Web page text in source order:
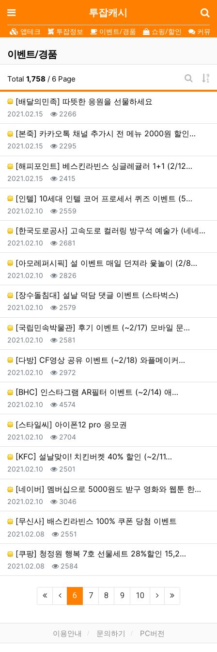
메뉴 투잡캐시
앱테크 투잡정보 이벤트/경품 쇼핑/할인 커뮤
이벤트/경품
Total 1,758 / 6 Page
게시판
[배달의민족] 따뜻한 응원을 선물하세요
등록일
2021.02.15 조회
2266
[본죽] 카카오톡 채널 추가시 전 메뉴 2000원 할인…
등록일
2021.02.15 조회
2295
[해피포인트] 베스킨라빈스 싱글레귤러 1+1 (2/12…
등록일
2021.02.15 조회
2415
[인텔] 10세대 인텔 코어 프로세서 퀴즈 이벤트 (5…
등록일
2021.02.10 조회
2559
[한국도로공사] 고속도로 컬러링 방구석 예술가 (네네치…
등록일
2021.02.10 조회
2681
[아모레퍼시픽] 설 이벤트 매일 던져라 윷놀이 (2/8…
등록일
2021.02.10 조회
2826
[장수돌침대] 설날 덕담 댓글 이벤트 (스타벅스)
등록일
2021.02.10 조회
2579
[국립민속박물관] 후기 이벤트 (~2/17) 모바일 문…
등록일
2021.02.10 조회
2581
[다방] CF영상 공유 이벤트 (~2/18) 와플메이커…
등록일
2021.02.10 조회
2972
[BHC] 인스타그램 AR필터 이벤트 (~2/14) 애…
등록일
2021.02.10 조회
4574
[스타일씨] 아이폰12 pro 응모권
등록일
2021.02.10 조회
2704
[KFC] 설날맞이! 치킨버켓 40% 할인 (~2/11…
등록일
2021.02.10 조회
2501
[네이버] 멤버십으로 5000원도 받구 영화와 웹툰 한…
등록일
2021.02.10 조회
3046
[무신사] 배스킨라빈스 100% 쿠폰 당첨 이벤트
등록일
2021.02.08 조회
2551
[쿠팡] 청정원 행복 7호 선물세트 28%할인 15,2…
등록일
2021.02.08 조회
2584
6 (current)
7 8 9 10
하단 메뉴이용안내 문의하기 PC버전